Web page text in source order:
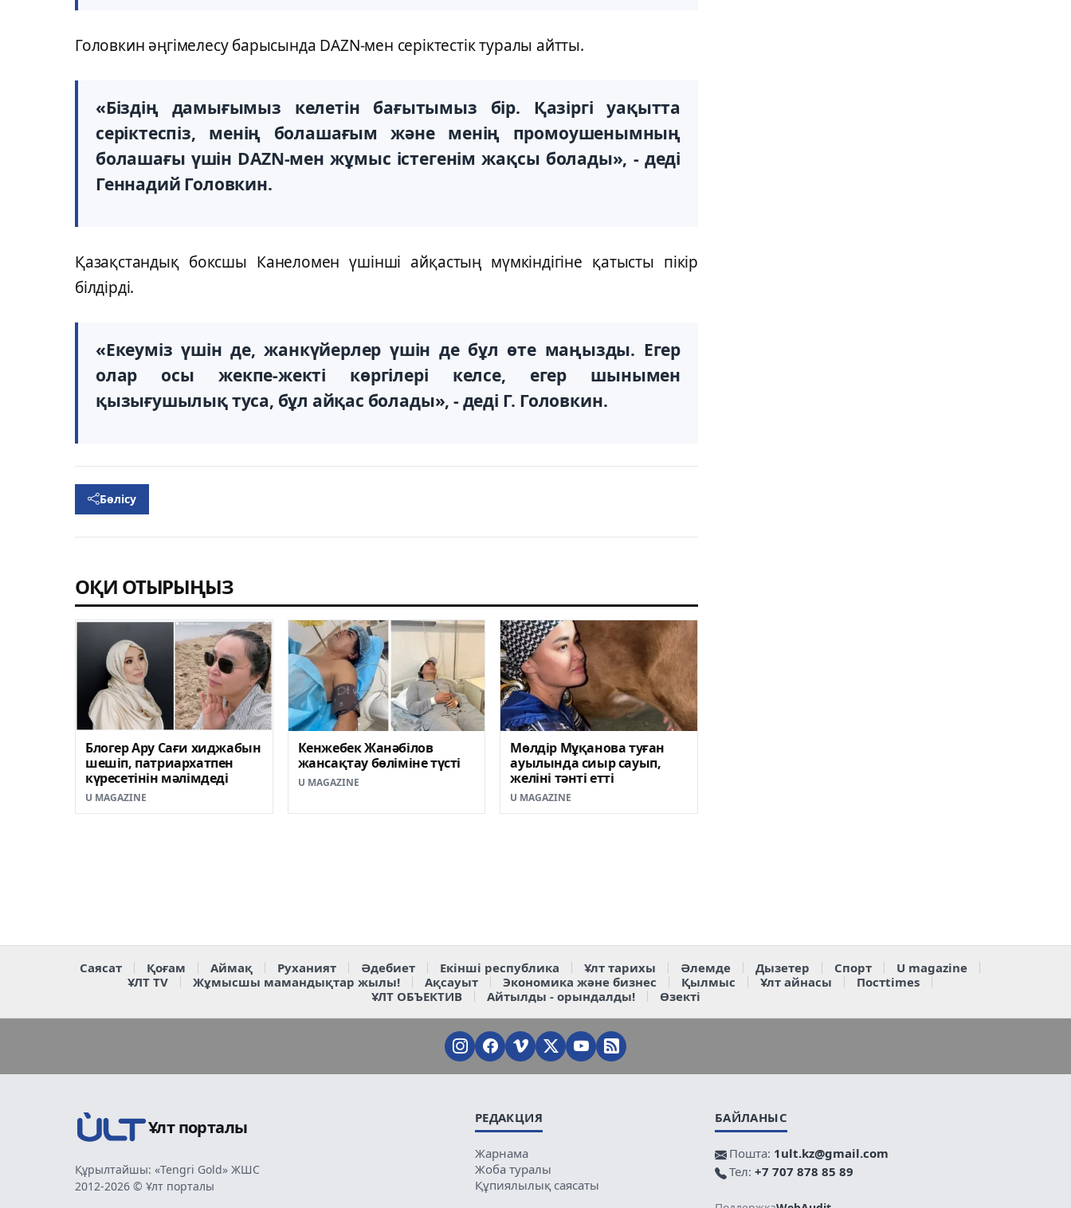
Головкин әңгімелесу барысында DAZN-мен серіктестік туралы айтты.
«Біздің дамығымыз келетін бағытымыз бір. Қазіргі уақытта
серіктеспіз, менің болашағым және менің промоушенымның
болашағы үшін DAZN-мен жұмыс істегенім жақсы болады», - деді
Геннадий Головкин.
Қазақстандық боксшы Канеломен үшінші айқастың мүмкіндігіне қатысты пікір
білдірді.
«Екеуміз үшін де, жанкүйерлер үшін де бұл өте маңызды. Егер
олар осы жекпе-жекті көргілері келсе, егер шынымен
қызығушылық туса, бұл айқас болады», - деді Г. Головкин.
Бөлісу
ОҚИ ОТЫРЫҢЫЗ
Блогер Ару Сағи хиджабын
шешіп, патриархатпен
күресетінін мәлімдеді
U MAGAZINE
Кенжебек Жанәбілов
жансақтау бөліміне түсті
U MAGAZINE
Мөлдір Мұқанова туған
ауылында сиыр сауып,
желіні тәнті етті
U MAGAZINE
Саясат Қоғам Аймақ Руханият Әдебиет Екінші республика Ұлт тарихы Әлемде Дызетер Спорт
U magazine
ҰЛТ TV
Жұмысшы мамандықтар жылы! Ақсауыт Экономика және бизнес Қылмыс Ұлт айнасы
Постtimes
ҰЛТ ОБЪЕКТИВ
Айтылды - орындалды! Өзекті
Ұлт порталы
Құрылтайшы: «Tengri Gold» ЖШС
2012-2026 © Ұлт порталы
РЕДАКЦИЯ
Жарнама
Жоба туралы
Құпиялылық саясаты
БАЙЛАНЫС
Пошта: 1ult.kz@gmail.com
Тел: +7 707 878 85 89